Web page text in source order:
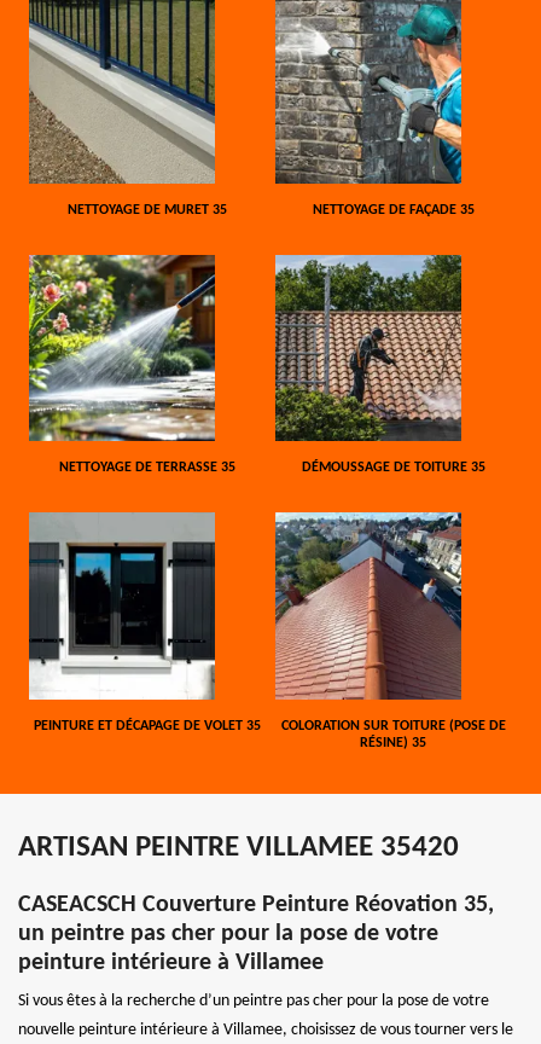
NETTOYAGE DE MURET 35 NETTOYAGE DE FAÇADE 35
NETTOYAGE DE TERRASSE 35 DÉMOUSSAGE DE TOITURE 35
PEINTURE ET DÉCAPAGE DE VOLET 35
COLORATION SUR TOITURE (POSE DE
RÉSINE) 35
ARTISAN PEINTRE VILLAMEE 35420
CASEACSCH Couverture Peinture Réovation 35,
un peintre pas cher pour la pose de votre
peinture intérieure à Villamee
Si vous êtes à la recherche d’un peintre pas cher pour la pose de votre
nouvelle peinture intérieure à Villamee, choisissez de vous tourner vers le